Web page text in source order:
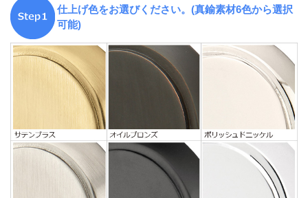
仕上げ色をお選びください。(真鍮素材6色から選択
可能)